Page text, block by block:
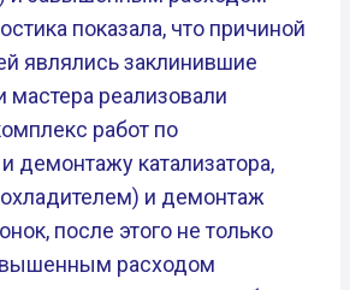
показала, что причиной
являлись заклинившие
мастера реализовали
работ по
демонтажу катализатора,
и демонтаж
после этого не только
расходом